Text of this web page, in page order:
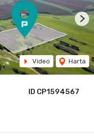
ID CP1594567
Video Harta